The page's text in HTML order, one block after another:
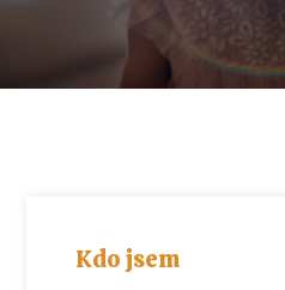
Kdo jsem